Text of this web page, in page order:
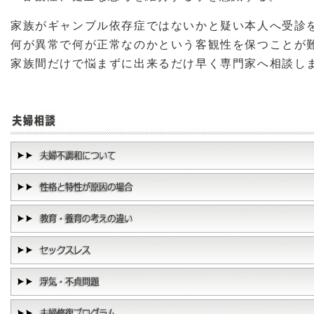
家族がギャンブル依存症ではないかと疑い本人へ受診
何が異常で何が正常なのかという客観性を保つことが
家族間だけで悩まずに出来るだけ早く専門家へ相談し